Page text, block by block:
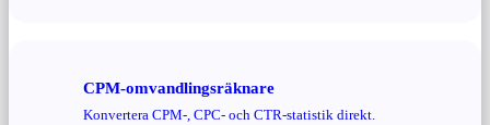
CPM-omvandlingsräknare
Konvertera CPM-, CPC- och CTR-statistik direkt.